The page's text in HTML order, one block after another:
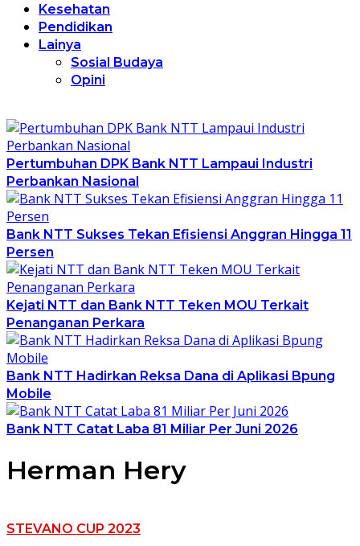
Kesehatan
Pendidikan
Lainya
Sosial Budaya
Opini
Pertumbuhan DPK Bank NTT Lampaui Industri
Perbankan Nasional
Bank NTT Sukses Tekan Efisiensi Anggran Hingga 11
Persen
Kejati NTT dan Bank NTT Teken MOU Terkait
Penanganan Perkara
Bank NTT Hadirkan Reksa Dana di Aplikasi Bpung
Mobile
Bank NTT Catat Laba 81 Miliar Per Juni 2026
Herman Hery
STEVANO CUP 2023